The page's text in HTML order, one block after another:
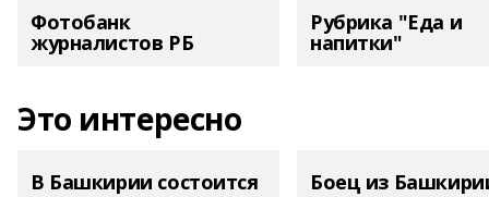
Фотобанк
журналистов РБ
Рубрика "Еда и
напитки"
Это интересно
В Башкирии состоится Боец из